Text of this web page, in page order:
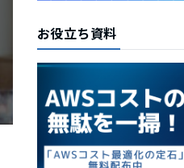
お役立ち資料